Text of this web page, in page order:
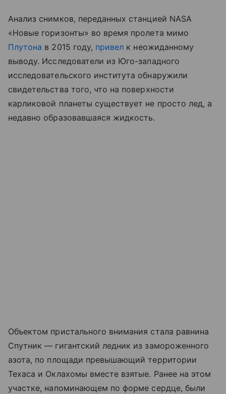
Анализ снимков, переданных станцией NASA
«Новые горизонты» во время пролета мимо
Плутона в 2015 году, привел к неожиданному
выводу. Исследователи из Юго-западного
исследовательского института обнаружили
свидетельства того, что на поверхности
карликовой планеты существует не просто лед, а
недавно образовавшаяся жидкость.
Объектом пристального внимания стала равнина
Спутник — гигантский ледник из замороженного
азота, по площади превышающий территории
Техаса и Оклахомы вместе взятые. Ранее на этом
участке, напоминающем по форме сердце, были